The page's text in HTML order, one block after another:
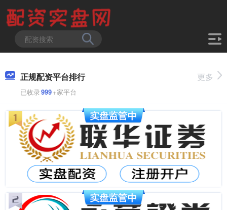
正规配资平台排行
已收录999+家平台
更多